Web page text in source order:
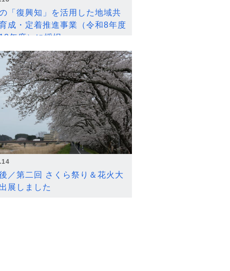
「復興知」を活用した地域共
成・定着推進事業（令和8年度
年度）に採択
／第二回 さくら祭り＆花火大
展しました